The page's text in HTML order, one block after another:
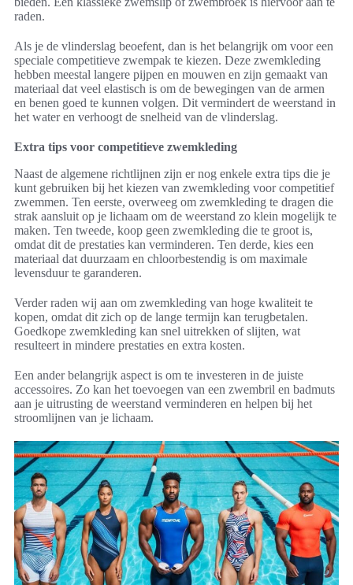
raden.
Als je de vlinderslag beoefent, dan is het belangrijk om voor een
speciale competitieve zwempak te kiezen. Deze zwemkleding
hebben meestal langere pijpen en mouwen en zijn gemaakt van
materiaal dat veel elastisch is om de bewegingen van de armen
en benen goed te kunnen volgen. Dit vermindert de weerstand in
het water en verhoogt de snelheid van de vlinderslag.
Extra tips voor competitieve zwemkleding
Naast de algemene richtlijnen zijn er nog enkele extra tips die je
kunt gebruiken bij het kiezen van zwemkleding voor competitief
zwemmen. Ten eerste, overweeg om zwemkleding te dragen die
strak aansluit op je lichaam om de weerstand zo klein mogelijk te
maken. Ten tweede, koop geen zwemkleding die te groot is,
omdat dit de prestaties kan verminderen. Ten derde, kies een
materiaal dat duurzaam en chloorbestendig is om maximale
levensduur te garanderen.
Verder raden wij aan om zwemkleding van hoge kwaliteit te
kopen, omdat dit zich op de lange termijn kan terugbetalen.
Goedkope zwemkleding kan snel uitrekken of slijten, wat
resulteert in mindere prestaties en extra kosten.
Een ander belangrijk aspect is om te investeren in de juiste
accessoires. Zo kan het toevoegen van een zwembril en badmuts
aan je uitrusting de weerstand verminderen en helpen bij het
stroomlijnen van je lichaam.